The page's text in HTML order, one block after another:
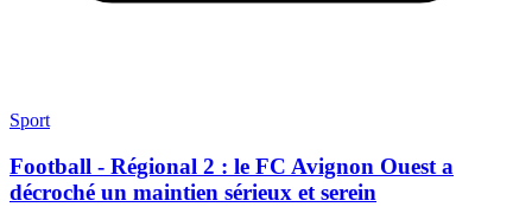
Sport
Football - Régional 2 : le FC Avignon Ouest a
décroché un maintien sérieux et serein